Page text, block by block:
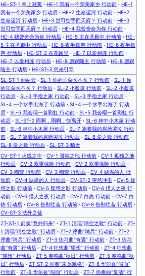
HE-ST-1 奉上冠冕 · HE-1 我有一个荣美家乡 行动前 · HE-1
我有一个荣美家乡 行动后 · HE-2 生命运河 行动前 · HE-2
生命运河 行动后 · HE-3 岂可空手回天府？ 行动前 · HE-3
岂可空手回天府？ 行动后 · HE-4 我曾舍命为你 行动前 ·
HE-4 我曾舍命为你 行动后 · HE-5 主在圣殿中 行动前 · HE-
5 主在圣殿中 行动后 · HE-6 夜半歌声 行动前 · HE-6 夜半歌
声 行动后 · HE-ST-2 在花园里 · HE-7 以爱相连 行动前 ·
HE-7 以爱相连 行动后 · HE-8 愿跟随主 行动前 · HE-8 愿跟
随主 行动后 · HE-ST-3 慈光引导
SL-ST-1 到站旁 · SL-1 你的耳朵长不长？ 行动前 · SL-1 你
的耳朵长不长？ 行动后 · SL-2 小蓝孩 行动前 · SL-2 小蓝孩
行动后 · SL-3 手指之家 行动前 · SL-3 手指之家 行动后 ·
SL-4 一个水手出海了 行动前 · SL-4 一个水手出海了 行动
后 · SL-5 我会唱一首彩虹 行动前 · SL-5 我会唱一首彩虹 行
动后 · SL-ST-2 雨啊，雨啊，快离开 · SL-6 林中小木屋 行动
前 · SL-6 林中小木屋 行动后 · SL-7 靠着我的肩膀哭泣 行动
前 · SL-7 靠着我的肩膀哭泣 行动后 · SL-8 爱之歌 行动前 ·
SL-8 爱之歌 行动后 · SL-ST-3 晴天
CV-ST-1 火线之中 · CV-1 孤独之地 行动前 · CV-1 孤独之地
行动后 · CV-2 双重保险 行动前 · CV-2 双重保险 行动后 ·
CV-3 圈套 行动前 · CV-3 圈套 行动后 · CV-4 缺席的人 行
动前 · CV-4 缺席的人 行动后 · CV-ST-2 突然冲击 · CV-5 疑
惑之影 行动前 · CV-5 疑惑之影 行动后 · CV-6 猎人之夜 行
动前 · CV-6 猎人之夜 行动后 · CV-7 白热 行动前 · CV-7 白
热 行动后 · CV-8 告别往昔 行动前 · CV-8 告别往昔 行动后 ·
CV-ST-3 法外之徒
ZT-ST-1 前奏“意外归来” · ZT-1 清唱“晴空之歌” 行动前 · ZT-
1 清唱“晴空之歌” 行动后 · ZT-2 序曲“哨兵” 行动前 · ZT-2
序曲“哨兵” 行动后 · ZT-3 练习曲“奇遇” 行动前 · ZT-3 练习
曲“奇遇” 行动后 · ZT-4 狂想曲“望想” 行动前 · ZT-4 狂想曲
“望想” 行动后 · ZT-5 奏鸣曲“秋日” 行动前 · ZT-5 奏鸣曲“秋
日” 行动后 · ZT-ST-2 间奏“未竟赋格” · ZT-6 华尔兹“假面”
行动前 · ZT-6 华尔兹“假面” 行动后 · ZT-7 协奏曲“复活” 行